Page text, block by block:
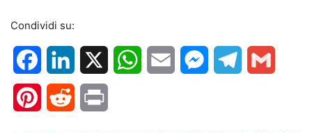
Condividi su:
FacebookLinkedIn WhatsApp
Email MessengerTelegram
PinterestReddit